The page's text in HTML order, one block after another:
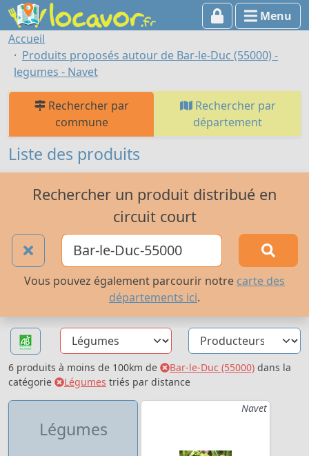
Menu
Accueil
Produits proposés autour de Bar-le-Duc (55000) -
legumes - Navet
Rechercher par
commune
Rechercher par
département
Liste des produits
Rechercher un produit distribué en
circuit court
Vous pouvez également parcourir notre carte des
départements ici.
6 produits à moins de 100km de Bar-le-Duc (55000) dans la
catégorie
Légumes triés par distance
Légumes
Navet